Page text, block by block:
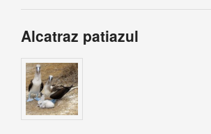
Alcatraz patiazul